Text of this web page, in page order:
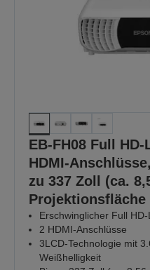
EB-FH08 Full
HDMI-
zu 337 Zoll (ca.
Projektionsfläche
Erschwinglicher Full
2 HDMI-Anschlüsse
3LCD-Technologie mit
Weißhelligkeit